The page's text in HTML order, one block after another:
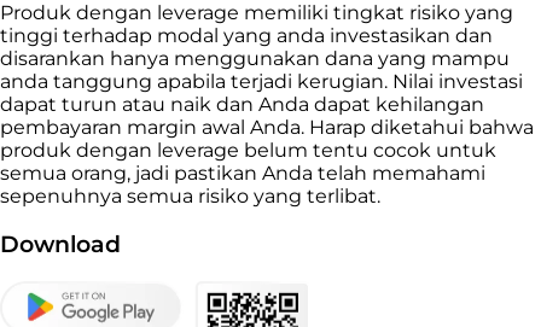
Produk dengan leverage memiliki tingkat risiko yang
tinggi terhadap modal yang anda investasikan dan
disarankan hanya menggunakan dana yang mampu
anda tanggung apabila terjadi kerugian. Nilai investasi
dapat turun atau naik dan Anda dapat kehilangan
pembayaran margin awal Anda. Harap diketahui bahwa
produk dengan leverage belum tentu cocok untuk
semua orang, jadi pastikan Anda telah memahami
sepenuhnya semua risiko yang terlibat.
Download